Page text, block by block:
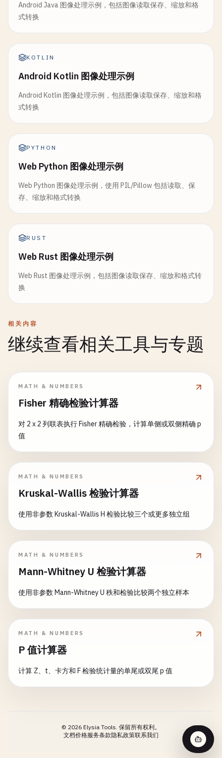
Android Java 图像处理示例，包括图像读取保存、缩放和格
式转换
KOTLIN
Android Kotlin 图像处理示例
Android Kotlin 图像处理示例，包括图像读取保存、缩放和格
式转换
PYTHON
Web Python 图像处理示例
Web Python 图像处理示例，使用 PIL/Pillow 包括读取、保
存、缩放和格式转换
RUST
Web Rust 图像处理示例
Web Rust 图像处理示例，包括图像读取保存、缩放和格式转
换
相关内容
继续查看相关工具与专题
MATH & NUMBERS
Fisher 精确检验计算器
对 2 x 2 列联表执行 Fisher 精确检验，计算单侧或双侧精确 p
值
MATH & NUMBERS
Kruskal-Wallis 检验计算器
使用非参数 Kruskal-Wallis H 检验比较三个或更多独立组
MATH & NUMBERS
Mann-Whitney U 检验计算器
使用非参数 Mann-Whitney U 秩和检验比较两个独立样本
MATH & NUMBERS
P 值计算器
计算 Z、t、卡方和 F 检验统计量的单尾或双尾 p 值
© 2026 Elysia Tools. 保留所有权利。
文档价格服务条款隐私政策联系我们